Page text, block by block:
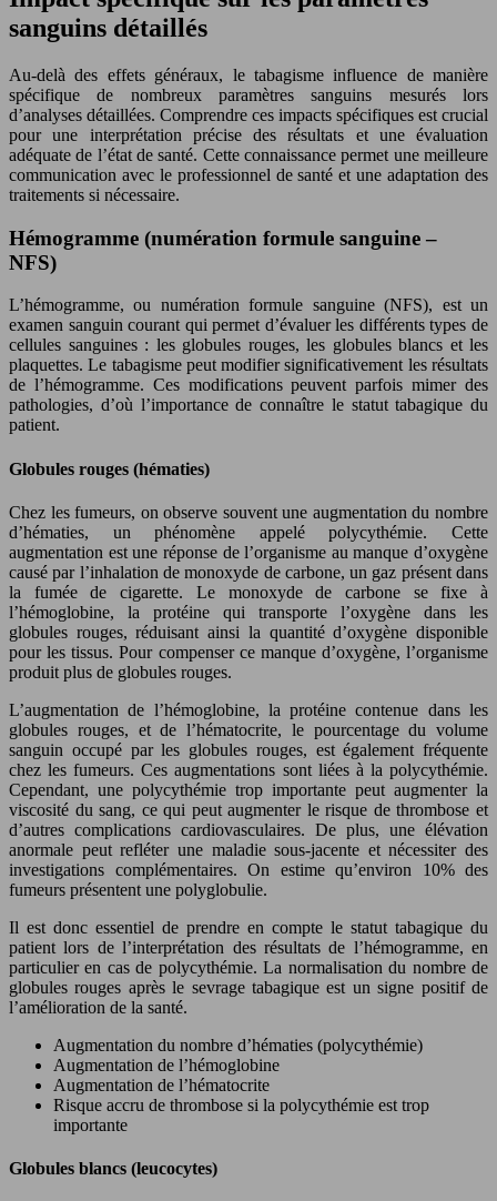
sanguins détaillés
Au-delà des effets généraux, le tabagisme influence de manière
spécifique de nombreux paramètres sanguins mesurés lors
d’analyses détaillées. Comprendre ces impacts spécifiques est crucial
pour une interprétation précise des résultats et une évaluation
adéquate de l’état de santé. Cette connaissance permet une meilleure
communication avec le professionnel de santé et une adaptation des
traitements si nécessaire.
Hémogramme (numération formule sanguine –
NFS)
L’hémogramme, ou numération formule sanguine (NFS), est un
examen sanguin courant qui permet d’évaluer les différents types de
cellules sanguines : les globules rouges, les globules blancs et les
plaquettes. Le tabagisme peut modifier significativement les résultats
de l’hémogramme. Ces modifications peuvent parfois mimer des
pathologies, d’où l’importance de connaître le statut tabagique du
patient.
Globules rouges (hématies)
Chez les fumeurs, on observe souvent une augmentation du nombre
d’hématies, un phénomène appelé polycythémie. Cette
augmentation est une réponse de l’organisme au manque d’oxygène
causé par l’inhalation de monoxyde de carbone, un gaz présent dans
la fumée de cigarette. Le monoxyde de carbone se fixe à
l’hémoglobine, la protéine qui transporte l’oxygène dans les
globules rouges, réduisant ainsi la quantité d’oxygène disponible
pour les tissus. Pour compenser ce manque d’oxygène, l’organisme
produit plus de globules rouges.
L’augmentation de l’hémoglobine, la protéine contenue dans les
globules rouges, et de l’hématocrite, le pourcentage du volume
sanguin occupé par les globules rouges, est également fréquente
chez les fumeurs. Ces augmentations sont liées à la polycythémie.
Cependant, une polycythémie trop importante peut augmenter la
viscosité du sang, ce qui peut augmenter le risque de thrombose et
d’autres complications cardiovasculaires. De plus, une élévation
anormale peut refléter une maladie sous-jacente et nécessiter des
investigations complémentaires. On estime qu’environ 10% des
fumeurs présentent une polyglobulie.
Il est donc essentiel de prendre en compte le statut tabagique du
patient lors de l’interprétation des résultats de l’hémogramme, en
particulier en cas de polycythémie. La normalisation du nombre de
globules rouges après le sevrage tabagique est un signe positif de
l’amélioration de la santé.
Augmentation du nombre d’hématies (polycythémie)
Augmentation de l’hémoglobine
Augmentation de l’hématocrite
Risque accru de thrombose si la polycythémie est trop
importante
Globules blancs (leucocytes)